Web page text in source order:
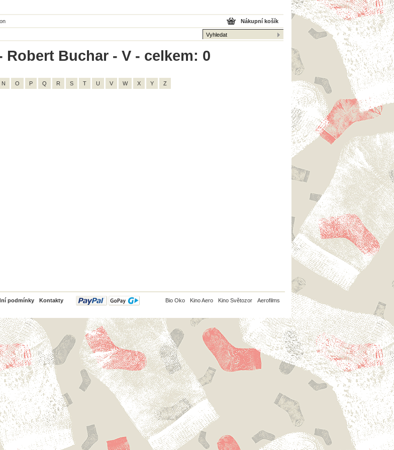
Nákupní košík
Robert Buchar - V - celkem: 0
N O P Q R S T U V W X Y Z
podmínky Kontakty Bio Oko Kino Aero Kino Světozor Aerofilms